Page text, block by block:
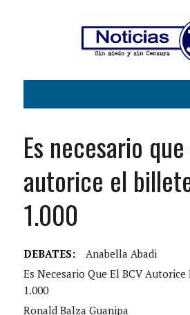
Es necesario
autorice el
1.000
DEBATES:
Anabella Abadi
Es Necesario Que El BCV
1.000
Ronald Balza Guanipa